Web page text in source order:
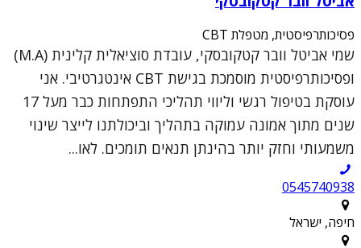
פסיכותרפיסטית, מטפלת CBT
שמי אביטל וובר קטקובסקי, עובדת סוציאלית קלינית (M.A)
ופסיכותרפיסטית מוסמכת בגישת CBT אינטגרטיבי. אני
עוסקת בטיפול רגשי וליווי תהליכי התפתחות כבר מעל 17
שנים מתוך אמונה עמוקה בתהליך וביכולתנו לייצר שינוי
משמעותי וחזק יותר בהינתן תנאים תומכים. לאו...
0545740938
חיפה, ישראל